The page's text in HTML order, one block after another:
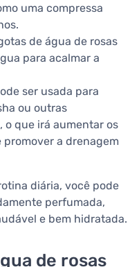
uma compressa
de água de rosas
para acalmar a
ser usada para
ou outras
o que irá aumentar os
a drenagem
diária, você pode
perfumada,
e bem hidratada.
de rosas